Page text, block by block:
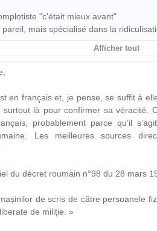
"c'était mieux avant"
pareil, mais spécialisé dans la
Afficher tout
en français et, je pense, se suffit à
surtout là pour confirmer sa véracité.
probablement parce qu’il
Les meilleures sources
du décret roumain n°98 du 28 mars
de scris de către persoanele
de miliție. »